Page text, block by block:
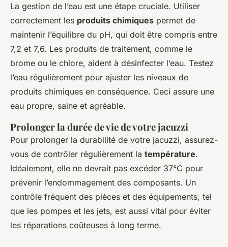
La gestion de l’eau est une étape cruciale. Utiliser
correctement les produits chimiques permet de
maintenir l’équilibre du pH, qui doit être compris entre
7,2 et 7,6. Les produits de traitement, comme le
brome ou le chlore, aident à désinfecter l’eau. Testez
l’eau régulièrement pour ajuster les niveaux de
produits chimiques en conséquence. Ceci assure une
eau propre, saine et agréable.
Prolonger la durée de vie de votre jacuzzi
Pour prolonger la durabilité de votre jacuzzi, assurez-
vous de contrôler régulièrement la température.
Idéalement, elle ne devrait pas excéder 37°C pour
prévenir l’endommagement des composants. Un
contrôle fréquent des pièces et des équipements, tel
que les pompes et les jets, est aussi vital pour éviter
les réparations coûteuses à long terme.